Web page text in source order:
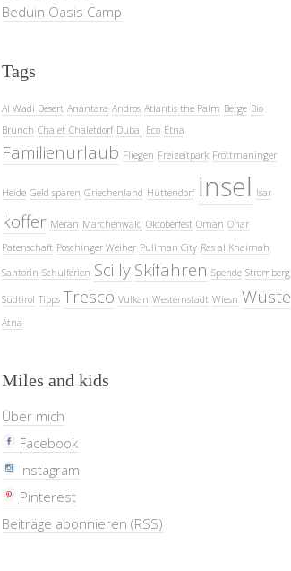
Beduin Oasis Camp
Tags
Al Wadi Desert Anantara Andros Atlantis the Palm Berge Bio
Brunch Chalet Chaletdorf Dubai Eco Etna
Familienurlaub Fliegen Freizeitpark Fröttmaninger
Heide Geld sparen Griechenland Hüttendorf Insel Isar
koffer Meran Märchenwald Oktoberfest Oman Onar
Patenschaft Poschinger Weiher Pullman City Ras al Khaimah
Santorin Schulferien Scilly Skifahren Spende Stromberg
Südtirol Tipps Tresco Vulkan Westernstadt Wiesn Wüste
Ätna
Miles and kids
Über mich
Facebook
Instagram
Pinterest
Beiträge abonnieren (RSS)